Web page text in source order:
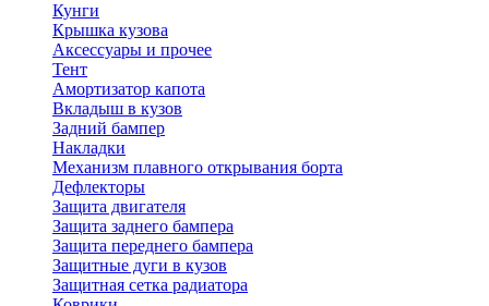
Кунги
Крышка кузова
Аксессуары и прочее
Тент
Амортизатор капота
Вкладыш в кузов
Задний бампер
Накладки
Механизм плавного открывания борта
Дефлекторы
Защита двигателя
Защита заднего бампера
Защита переднего бампера
Защитные дуги в кузов
Защитная сетка радиатора